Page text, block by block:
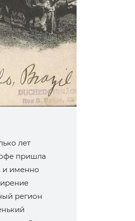
лет
пришла
и именно
регион